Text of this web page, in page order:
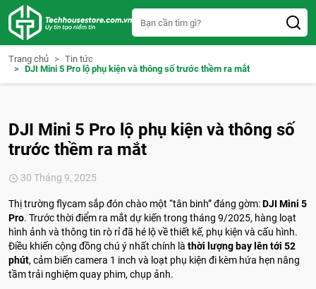
o
Trang chủ
Tin tức
DJI Mini 5 Pro lộ phụ kiện và thông số trước thềm ra mắt
DJI Mini 5 Pro lộ phụ kiện và thông số
trước thềm ra mắt
30 Tháng 9, 2025
Thị trường flycam sắp đón chào một “tân binh” đáng gờm:DJI Mini 5
Pro. Trước thời điểm ra mắt dự kiến trong tháng 9/2025, hàng loạt
hình ảnh và thông tin rò rỉ đã hé lộ về thiết kế, phụ kiện và cấu hình.
Điều khiến cộng đồng chú ý nhất chính là thời lượng bay lên tới 52
phút, cảm biến camera 1 inch và loạt phụ kiện đi kèm hứa hẹn nâng
tầm trải nghiệm quay phim, chụp ảnh.